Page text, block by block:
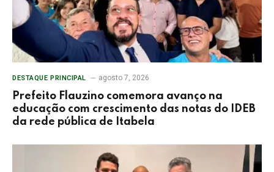
DESTAQUE PRINCIPAL agosto 7, 2026
Prefeito Flauzino comemora avanço na
educação com crescimento das notas do IDEB
da rede pública de Itabela